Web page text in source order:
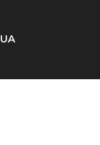
UA